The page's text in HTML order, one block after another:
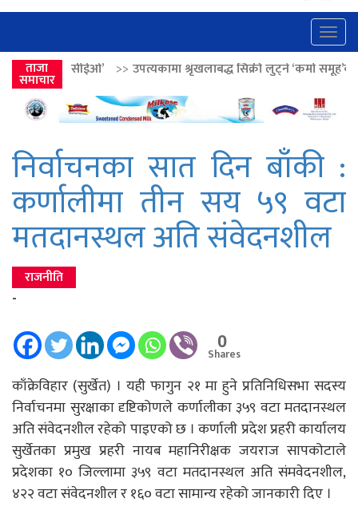
ताजा
समाचार
>>उपत्यकामा श्रृंखलाबद्ध सिक्री लुट्ने ‘कर्मा समूह’का नाइकेसहित पाँच
निर्वाचनका सात दिन बाँकी :
कर्णालीमा तीन सय ५९ वटा
मतदानस्थल अति संवेदनशील
राजनीति
-
0
Shares
काँक्रेविहार (सुर्खेत) । यही फागुन २१ मा हुने प्रतिनिधिसभा सदस्य
निर्वाचनमा सुरक्षाका दृष्टिकोणले कर्णालीका ३५९ वटा मतदानस्थल
अति संवेदनशील रहेको पाइएको छ । कर्णाली प्रदेश प्रहरी कार्यालय
सुर्खेतका प्रमुख प्रहरी नायब महानिरीक्षक जयराज सापकोटाले
प्रदेशका १० जिल्लामा ३५९ वटा मतदानस्थल अति संमवेदनशील,
४२२ वटा संवेदनशील र १६० वटा सामान्य रहेको जानकारी दिए ।